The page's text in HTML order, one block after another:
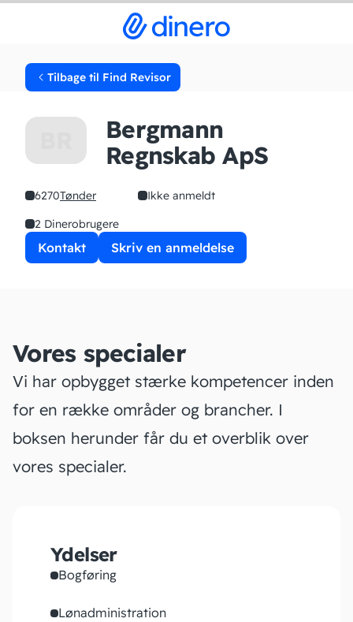
Tilbage til Find Revisor
Bergmann
Regnskab ApS
6270Tønder
Ikke anmeldt
2 Dinerobrugere
Kontakt Skriv en anmeldelse
Vores specialer
Vi har opbygget stærke kompetencer inden
for en række områder og brancher. I
boksen herunder får du et overblik over
vores specialer.
Ydelser
Bogføring
Lønadministration